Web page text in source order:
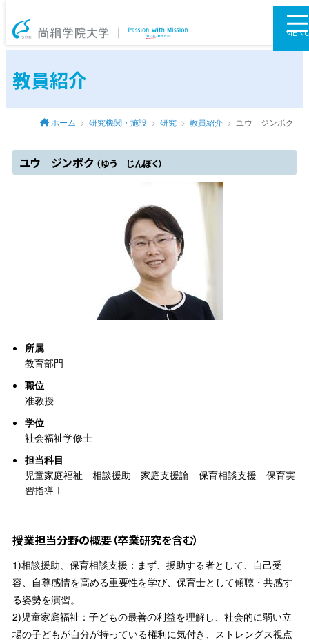
尚絅学院大学
教員紹介
ホーム 研究機関・施設 研究 教員紹介 ユウ ジンボク
ユウ ジンボク （ゆう じんぼく）
所属
教育部門
職位
准教授
学位
社会福祉学修士
担当科目
児童家庭福祉 相談援助 家庭支援論 保育相談支援 保育実
習指導Ⅰ
授業担当分野の概要（卒業研究を含む）
1)相談援助、保育相談支援：まず、援助する者として、自己受
容、自尊感情を高める重要性を学び、保育士として傾聴・共感す
る姿勢を演習。
2)児童家庭福祉：子どもの最善の利益を理解し、社会的に弱い立
場の子どもが自分が持っている権利に気付き、ストレングス視点